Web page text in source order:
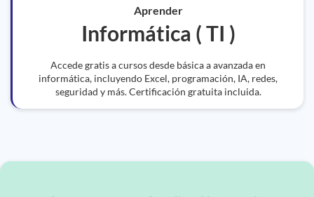
Aprender
Informática ( TI )
Accede gratis a cursos desde básica a avanzada en
informática, incluyendo Excel, programación, IA, redes,
seguridad y más. Certificación gratuita incluida.